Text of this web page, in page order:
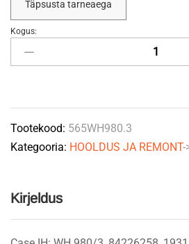
Täpsusta tarneaega
Hüdroõlifilter
81863799
Kogus:
Tootekood: 565WH980.3
Kategooria: HOOLDUS JA REMONT-
Kirjeldus